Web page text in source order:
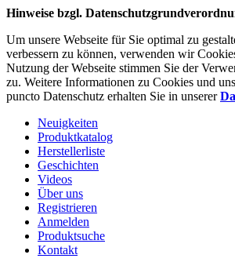
Hinweise bzgl.
Um unsere Webseite für Sie optimal zu
verbessern zu können, verwenden wir
Nutzung der Webseite stimmen Sie der
zu. Weitere Informationen zu Cookies und
puncto Datenschutz erhalten Sie in unserer
Neuigkeiten
Produktkatalog
Herstellerliste
Geschichten
Videos
Über uns
Registrieren
Anmelden
Produktsuche
Kontakt